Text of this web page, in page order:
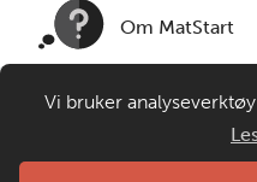
Om MatStart
Kontakt oss
Vi bruker
nettsider.
gir oss grunnlag for